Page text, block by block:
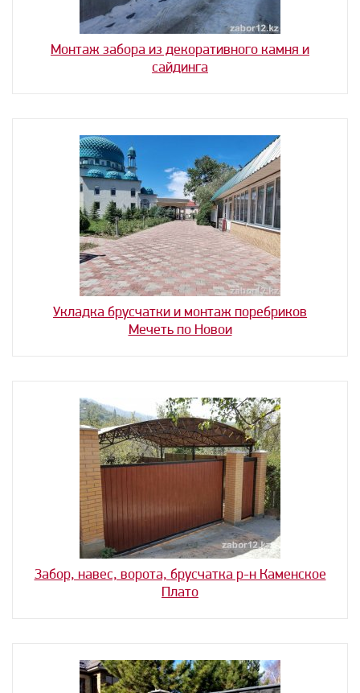
Монтаж забора из декоративного камня и
сайдинга
Укладка брусчатки и монтаж поребриков
Мечеть по Новои
Забор, навес, ворота, брусчатка р-н Каменское
Плато